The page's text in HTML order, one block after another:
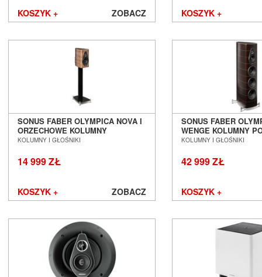
KOSZYK + ZOBACZ KOSZYK +
SONUS FABER OLYMPICA NOVA I
ORZECHOWE KOLUMNY
PODSTAWKOWE SALON POZNAŃ
KOLUMNY I GŁOŚNIKI
14 999 ZŁ
KOSZYK + ZOBACZ
SONUS FABER
WENGE KOLUMNY
SALON POZNAŃ
KOLUMNY I GŁOŚNIKI
42 999 ZŁ
KOSZYK +